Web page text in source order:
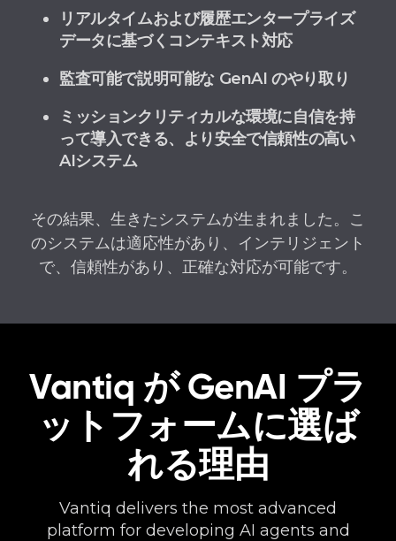
リアルタイムおよび履歴エンタープライズ
データに基づくコンテキスト対応
監査可能で説明可能な GenAI のやり取り
ミッションクリティカルな環境に自信を持
って導入できる、より安全で信頼性の高い
AIシステム
その結果、生きたシステムが生まれました。こ
のシステムは適応性があり、インテリジェント
で、信頼性があり、正確な対応が可能です。
Vantiq が GenAI プラ
ットフォームに選ば
れる理由
Vantiq delivers the most advanced
platform for developing AI agents and